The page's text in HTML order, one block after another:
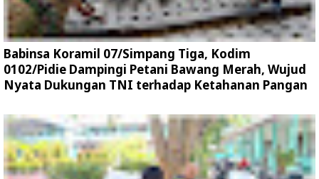
Babinsa Koramil 07/Simpang Tiga, Kodim
0102/Pidie Dampingi Petani Bawang Merah, Wujud
Nyata Dukungan TNI terhadap Ketahanan Pangan